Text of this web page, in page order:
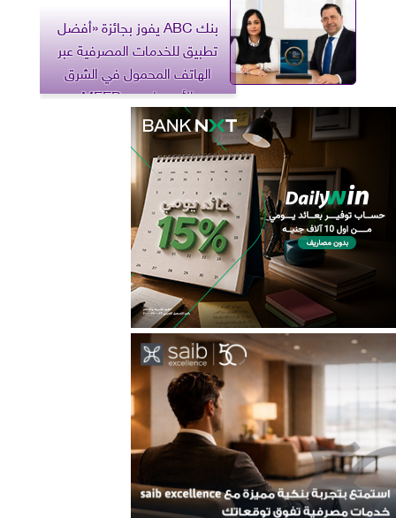
بنك ABC يفوز بجائزة «أفضل
تطبيق للخدمات المصرفية عبر
الهاتف المحمول في الشرق
الأوسط» من MEED